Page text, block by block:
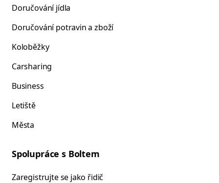
Doručování jídla
Doručování potravin a zboží
Koloběžky
Carsharing
Business
Letiště
Města
Spolupráce s Boltem
Zaregistrujte se jako řidič